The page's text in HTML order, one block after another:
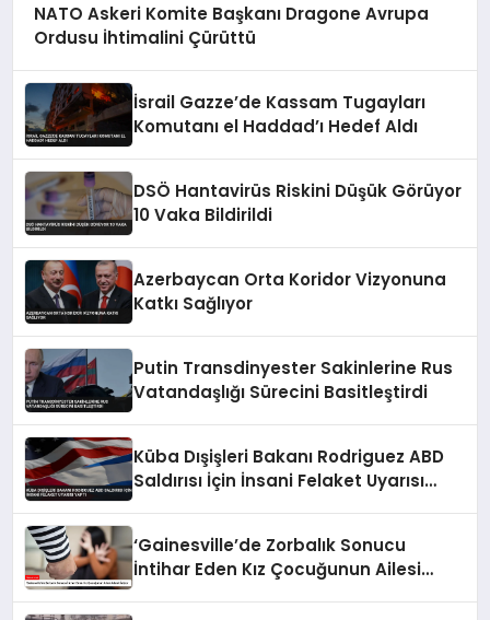
NATO Askeri Komite Başkanı Dragone Avrupa
Ordusu İhtimalini Çürüttü
İsrail Gazze’de Kassam Tugayları
Komutanı el Haddad’ı Hedef Aldı
DSÖ Hantavirüs Riskini Düşük Görüyor
10 Vaka Bildirildi
Azerbaycan Orta Koridor Vizyonuna
Katkı Sağlıyor
Putin Transdinyester Sakinlerine Rus
Vatandaşlığı Sürecini Basitleştirdi
Küba Dışişleri Bakanı Rodriguez ABD
Saldırısı İçin İnsani Felaket Uyarısı
‘Gainesville’de Zorbalık Sonucu
İntihar Eden Kız Çocuğunun Ailesi